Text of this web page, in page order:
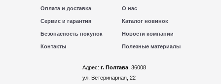
Оплата и доставка
Сервис и гарантия
Безопасность покупок
Контакты
О нас
Каталог новинок
Новости компании
Полезные материалы
Адрес: г. Полтава, 36008
ул. Ветеринарная, 22